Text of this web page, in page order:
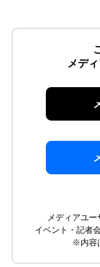
メデ
メディアユー
イベント・記者
※内容